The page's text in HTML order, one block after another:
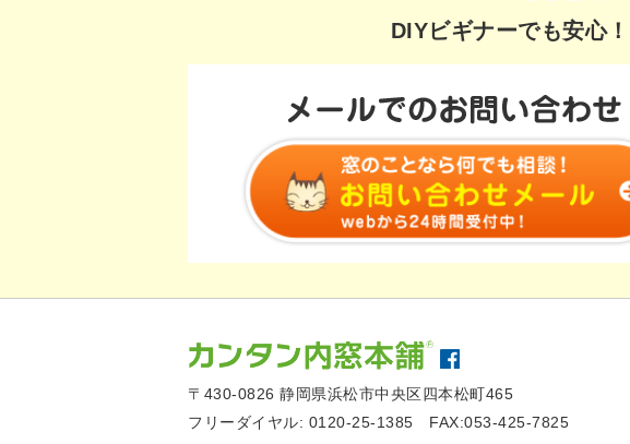
DIYビギナーでも安心！
〒430-0826 静岡県浜松市中央区四本松町465
フリーダイヤル: 0120-25-1385
FAX:053-425-7825